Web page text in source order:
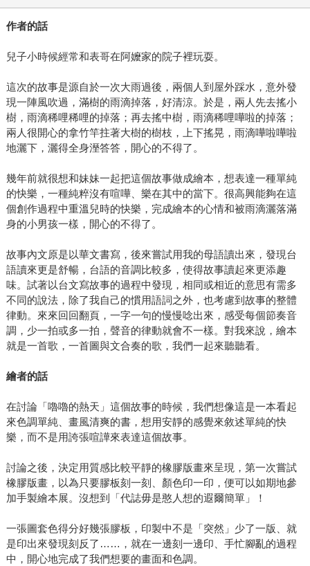
作者的話
兒子小時候經常和表哥在阿嬤家的院子裡玩耍。
這次的故事是源自於一次大雨過後，兩個人到屋外踩水，意外發
現一陣風吹過，滿樹的雨滴掉落，好清涼。於是，兩人先去搖小
樹，雨滴稀哩稀哩的掉落；再去搖中樹，雨滴稀哩嘩啦的掉落；
兩人很開心的拿竹竿拄著大樹的樹枝，上下搖晃，雨滴嘩啦嘩啦
地灑下，灑得全身溼答答，開心的不得了。
幾年前就很想和妹妹一起把這個故事做成繪本，想表達一種單純
的快樂，一種純粹沒有喧嘩、樂在其中的當下。很高興能夠在這
個創作過程中重溫兒時的快樂，完成繪本的心情和被雨滴灑落滿
身的小男孩一樣，開心的不得了。
故事內文原是以華文書寫，後來嘗試用我的母語讀出來，發現台
語讀來更是舒暢，台語的音調比較多，使得故事讀起來更添趣
味。試著以台文寫故事的過程中發現，相同或相近的意思有需多
不同的說法，除了我自己的慣用語詞之外，也考慮到故事的整體
律動。來來回回翻頁，一字一句的慢慢唸出來，感受每個節奏音
調，少一拍或多一拍，聲音的律動就會不一樣。對我來說，繪本
就是一首歌，一首圖與文合奏的歌，我們一起來聽聽看。
繪者的話
在討論「嚕嚕的熱天」這個故事的時候，我們想像這是一本看起
來色調單純、畫風清爽的書，想用安靜的感覺來敘述單純的快
樂，而不是用誇張喧譁來表達這個故事。
討論之後，決定用質感比較平靜的橡膠版畫來呈現，第一次嘗試
橡膠版畫，以為只要膠板刻一刻、顏色印一印，便可以如期地參
加手製繪本展。沒想到「代誌毋是憨人想的遐爾簡單」！
一張圖套色得分好幾張膠板，印製中不是「突然」少了一版、就
是印出來發現刻反了……，就在一邊刻一邊印、手忙腳亂的過程
中，開心地完成了我們想要的畫面和色調。